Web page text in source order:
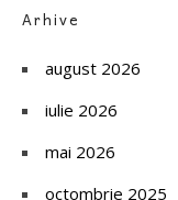
Arhive
august 2026
iulie 2026
mai 2026
octombrie 2025